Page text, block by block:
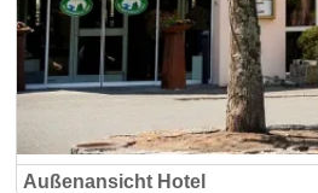
Außenansicht Hotel